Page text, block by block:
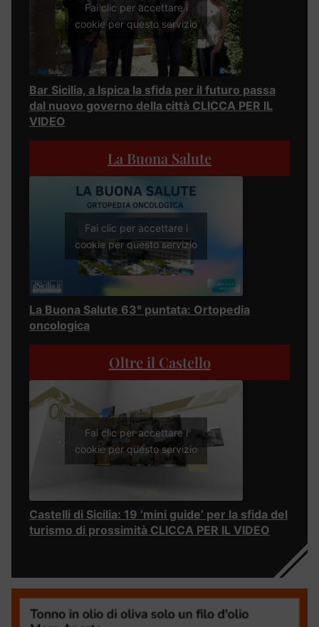
Fai clic per accettare i
cookie per questo servizio
Bar Sicilia, a Ispica la sfida per il futuro passa
dal nuovo governo della città CLICCA PER IL
VIDEO
La Buona Salute
Fai clic per accettare i
cookie per questo servizio
La Buona Salute 63° puntata: Ortopedia
oncologica
Oltre il Castello
Fai clic per accettare i
cookie per questo servizio
Castelli di Sicilia: 19 ‘mini guide’ per la sfida del
turismo di prossimità CLICCA PER IL VIDEO